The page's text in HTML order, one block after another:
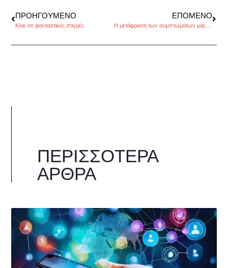
ΠΡΟΗΓΟΎΜΕΝΟ
Κλικ σε φανταστικές στιγμές
ΕΠΌΜΕΝΟ
Η μετάφραση των συμπτωμάτων μας, της Φλώρας Χατζημανώλη
ΠΕΡΙΣΣΌΤΕΡΑ
ΆΡΘΡΑ